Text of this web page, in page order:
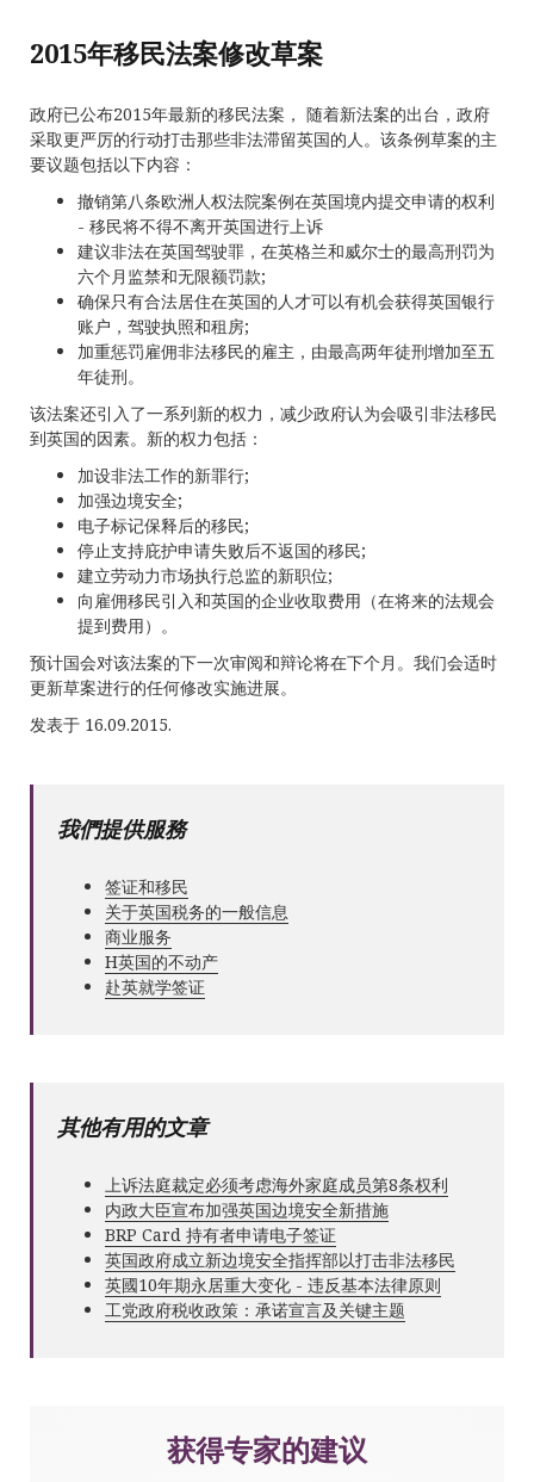
2015年移民法案修改草案
政府已公布2015年最新的移民法案， 随着新法案的出台，政府
采取更严厉的行动打击那些非法滞留英国的人。该条例草案的主
要议题包括以下内容：
撤销第八条欧洲人权法院案例在英国境内提交申请的权利
- 移民将不得不离开英国进行上诉
建议非法在英国驾驶罪，在英格兰和威尔士的最高刑罚为
六个月监禁和无限额罚款;
确保只有合法居住在英国的人才可以有机会获得英国银行
账户，驾驶执照和租房;
加重惩罚雇佣非法移民的雇主，由最高两年徒刑增加至五
年徒刑。
该法案还引入了一系列新的权力，减少政府认为会吸引非法移民
到英国的因素。新的权力包括：
加设非法工作的新罪行;
加强边境安全;
电子标记保释后的移民;
停止支持庇护申请失败后不返国的移民;
建立劳动力市场执行总监的新职位;
向雇佣移民引入和英国的企业收取费用（在将来的法规会
提到费用）。
预计国会对该法案的下一次审阅和辩论将在下个月。我们会适时
更新草案进行的任何修改实施进展。
发表于 16.09.2015.
我們提供服務
签证和移民
关于英国税务的一般信息
商业服务
Н英国的不动产
赴英就学签证
其他有用的文章
上诉法庭裁定必须考虑海外家庭成员第8条权利
内政大臣宣布加强英国边境安全新措施
BRP Card 持有者申请电子签证
英国政府成立新边境安全指挥部以打击非法移民
英國10年期永居重大变化 - 违反基本法律原则
工党政府税收政策：承诺宣言及关键主题
获得专家的建议